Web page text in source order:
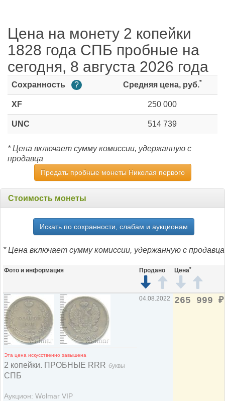
Цена на монету 2 копейки
1828 года СПБ пробные на
сегодня, 8 августа 2026 года
Сохранность ? Средняя цена, руб.*
XF 250 000
UNC 514 739
* Цена включает сумму комиссии, удержанную с
продавца
Продать пробные монеты Николая первого
Стоимость монеты
Искать по сохранности, слабам и аукционам
* Цена включает сумму комиссии, удержанную с продавца
Фото и информация Продано Цена*
Эта цена искусственно завышена
2 копейки. ПРОБНЫЕ RRR буквы
СПБ
Аукцион: Wolmar VIP
04.08.2022 265 999 ₽